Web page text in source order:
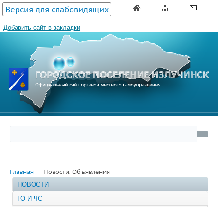
Версия для слабовидящих
Добавить сайт в закладки
Главная Новости, Объявления
НОВОСТИ
ГО И ЧС